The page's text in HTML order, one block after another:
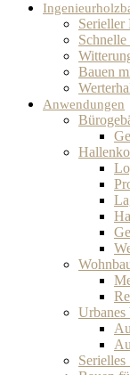
Serieller
Bauen
Anwendungen
Urbanes
Serielles